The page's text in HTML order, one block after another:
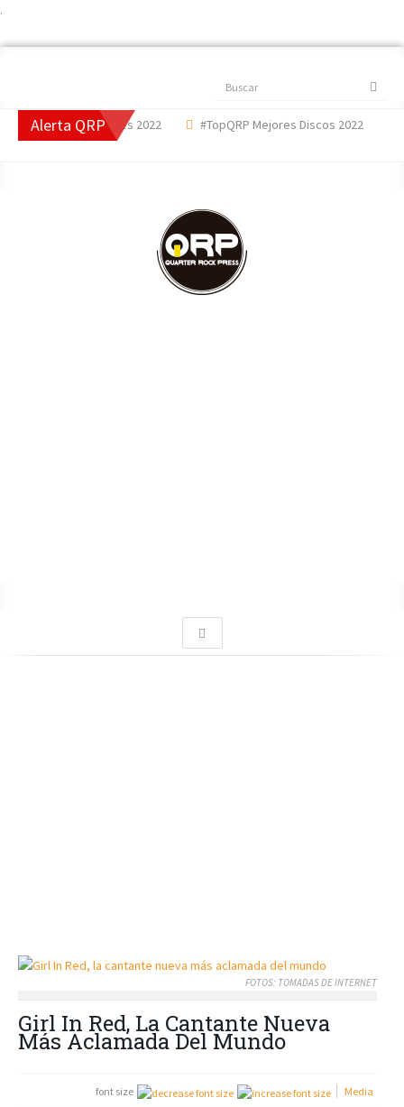
.
Buscar
Alerta QRP
Mejores Canciones 2022 #TopQRP Mejores Discos 2022
FOTOS: TOMADAS DE INTERNET
Girl In Red, La Cantante Nueva
Más Aclamada Del Mundo
font size Media